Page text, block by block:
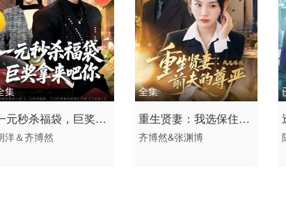
集
2026 / 中国大陆 /
剧 现代都市 国产
元秒杀福袋，巨奖拿
吧你
洋＆齐博然
全集
2026 / 中国大陆 /
短剧 年代穿越 国产
重生贤妻：我选保住前
夫的尊严
齐博然&张渊博